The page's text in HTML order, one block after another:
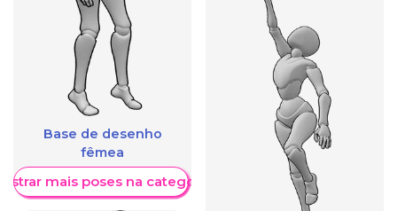
Base de desenho
fêmea
mais poses na categoria